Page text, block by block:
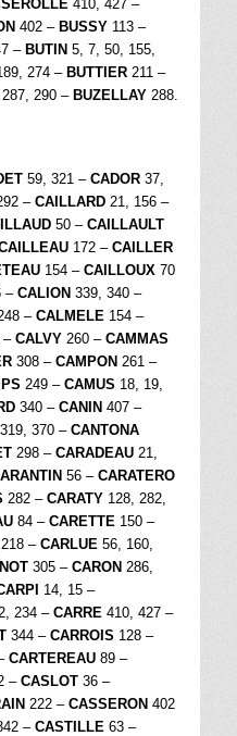
410, 427 –
402 – BUSSY 113 –
– BUTIN 5, 7, 50, 155,
274 – BUTTIER 211 –
287, 290 – BUZELLAY 288.
59, 321 – CADOR 37,
– CAILLARD 21, 156 –
50 – CAILLAULT
172 – CAILLER
154 – CAILLOUX 70
– CALION 339, 340 –
– CALMELE 154 –
– CALVY 260 – CAMMAS
308 – CAMPON 261 –
249 – CAMUS 18, 19,
340 – CANIN 407 –
319, 370 – CANTONA
298 – CARADEAU 21,
56 – CARATERO
282 – CARATY 128, 282,
84 – CARETTE 150 –
–CARLUE 56, 160,
305 – CARON 286,
14, 15 –
234 –CARRE 410, 427 –
344 – CARROIS 128 –
CARTEREAU 89 –
– CASLOT 36 –
222 – CASSERON 402
– CASTILLE 63 –